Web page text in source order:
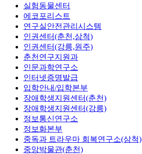
실험동물센터
에코포리스트
연구실안전관리시스템
인권센터(춘천,삼척)
인권센터(강릉,원주)
춘천연구지원과
인문과학연구소
인터넷증명발급
입학안내/입학본부
장애학생지원센터(춘천)
장애학생지원센터(강릉)
정보통신연구소
정보화본부
중독과 트라우마 회복연구소(삼척)
중앙박물관(춘천)